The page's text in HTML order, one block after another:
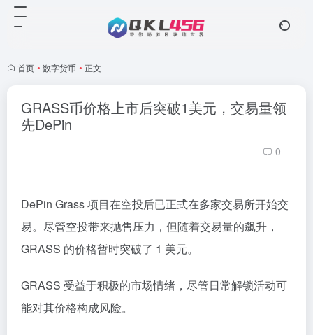
首页 • 数字货币 • 正文
GRASS币价格上市后突破1美元，交易量领
先DePin
0
DePin Grass 项目在空投后已正式在多家交易所开始交
易。尽管空投带来抛售压力，但随着交易量的飙升，
GRASS 的价格暂时突破了 1 美元。
GRASS 受益于积极的市场情绪，尽管日常解锁活动可
能对其价格构成风险。